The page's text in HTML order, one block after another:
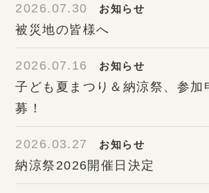
2026.07.30 お知らせ
被災地の皆様へ
2026.07.16 お知らせ
子ども夏まつり＆納涼祭、参加
募！
2026.03.27 お知らせ
納涼祭2026開催日決定